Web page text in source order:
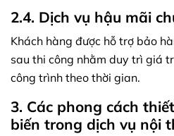
2.4. Dịch vụ hậu mãi
Khách hàng được hỗ trợ bảo
sau thi công nhằm duy trì giá
công trình theo thời gian.
3. Các phong cách
biến trong dịch vụ nội